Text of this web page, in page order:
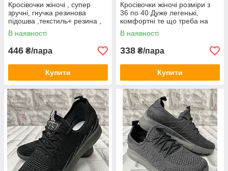
Кросівочки жіночі , супер
зручні, гнучка резинова
підошва ,текстиль+ резина ,
мега легенькі
В наявності
446 ₴/пара
Купити
Кросівочки жіночі розміри з
36 по 40 Дуже легенькі,
комфортні те що треба на
кожний день
В наявності
338 ₴/пара
Купити